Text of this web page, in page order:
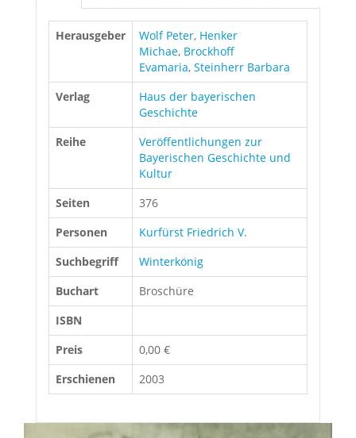
Herausgeber Wolf Peter, Henker
Michae, Brockhoff
Evamaria, Steinherr Barbara
Verlag
Haus der bayerischen
Geschichte
Reihe
Veröffentlichungen zur
Bayerischen Geschichte und
Kultur
Seiten
376
Personen
Kurfürst Friedrich V.
Suchbegriff
Winterkönig
Buchart
Broschüre
ISBN
Preis
0,00 €
Erschienen
2003